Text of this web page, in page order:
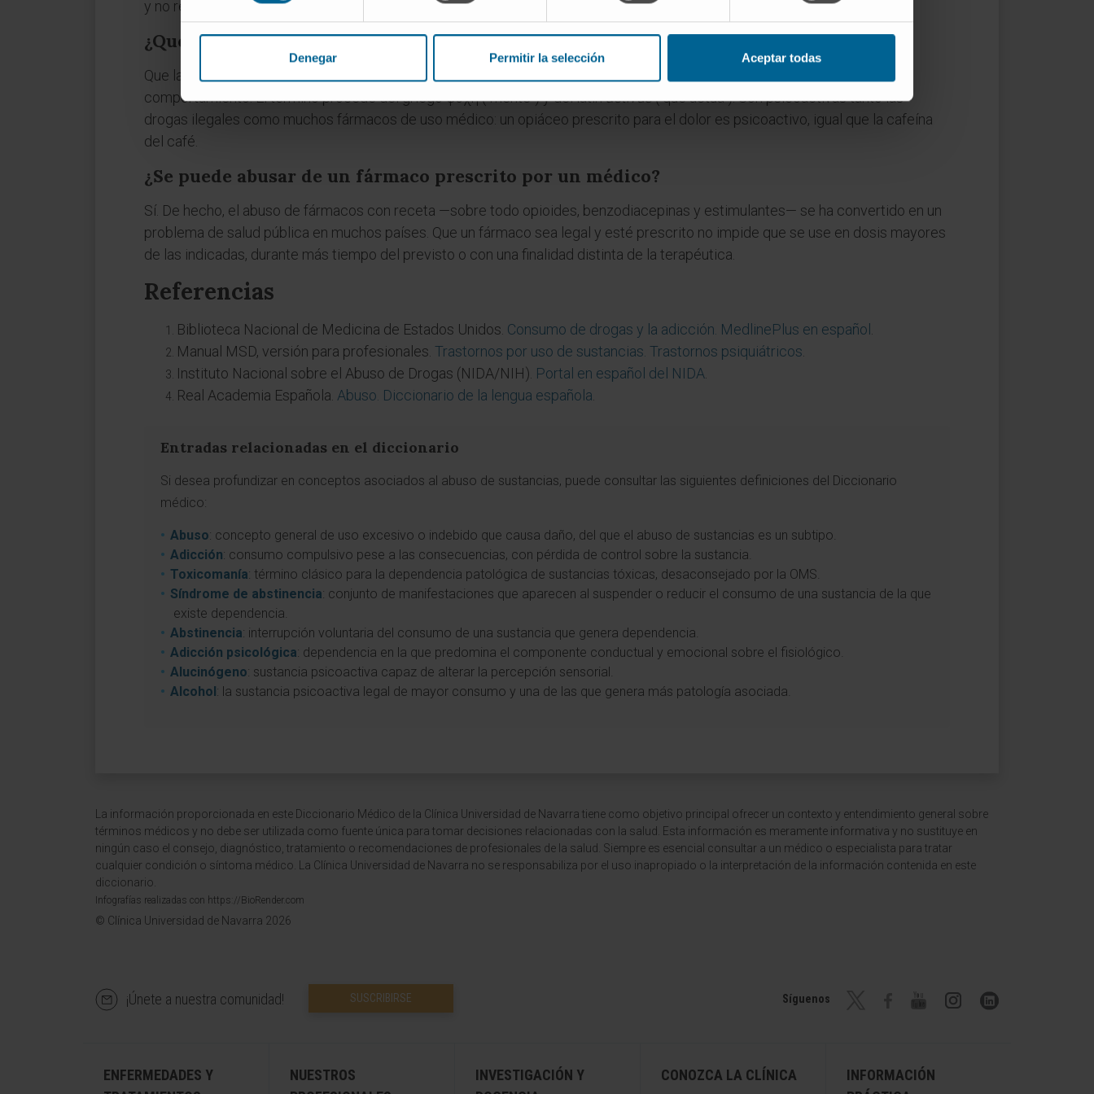
Denegar Permitir la selección Aceptar todas
y no reflejaba bien la realidad clínica, donde los cuadros forman un continuo.
¿Qué significa "psicoactivo"?
Que la sustancia actúa sobre el sistema nervioso central y modifica funciones como la percepción, el ánimo o el
comportamiento. El término procede del griego ψυχή ("mente") y del latínactīvus("que actúa"). Son psicoactivas tanto las
drogas ilegales como muchos fármacos de uso médico: un opiáceo prescrito para el dolor es psicoactivo, igual que la cafeína
del café.
¿Se puede abusar de un fármaco prescrito por un médico?
Sí. De hecho, el abuso de fármacos con receta —sobre todo opioides, benzodiacepinas y estimulantes— se ha convertido en un
problema de salud pública en muchos países. Que un fármaco sea legal y esté prescrito no impide que se use en dosis mayores
de las indicadas, durante más tiempo del previsto o con una finalidad distinta de la terapéutica.
Referencias
Biblioteca Nacional de Medicina de Estados Unidos. Consumo de drogas y la adicción. MedlinePlus en español
Manual MSD, versión para profesionales. Trastornos por uso de sustancias. Trastornos psiquiátricos
Instituto Nacional sobre el Abuso de Drogas (NIDA/NIH). Portal en español del NIDA
Real Academia Española. Abuso. Diccionario de la lengua española
Entradas relacionadas en el diccionario
Si desea profundizar en conceptos asociados al abuso de sustancias, puede consultar las siguientes definiciones del Diccionario
médico:
Abuso: concepto general de uso excesivo o indebido que causa daño, del que el abuso de sustancias es un subtipo.
Adicción: consumo compulsivo pese a las consecuencias, con pérdida de control sobre la sustancia.
Toxicomanía: término clásico para la dependencia patológica de sustancias tóxicas, desaconsejado por la OMS.
Síndrome de abstinencia: conjunto de manifestaciones que aparecen al suspender o reducir el consumo de una sustancia de la que
existe dependencia.
Abstinencia: interrupción voluntaria del consumo de una sustancia que genera dependencia.
Adicción psicológica: dependencia en la que predomina el componente conductual y emocional sobre el fisiológico.
Alucinógeno: sustancia psicoactiva capaz de alterar la percepción sensorial.
Alcohol: la sustancia psicoactiva legal de mayor consumo y una de las que genera más patología asociada.
La información proporcionada en este Diccionario Médico de la Clínica Universidad de Navarra tiene como objetivo principal ofrecer un contexto y entendimiento general sobre
términos médicos y no debe ser utilizada como fuente única para tomar decisiones relacionadas con la salud. Esta información es meramente informativa y no sustituye en
ningún caso el consejo, diagnóstico, tratamiento o recomendaciones de profesionales de la salud. Siempre es esencial consultar a un médico o especialista para tratar
cualquier condición o síntoma médico. La Clínica Universidad de Navarra no se responsabiliza por el uso inapropiado o la interpretación de la información contenida en este
diccionario.
Infografías realizadas con https://BioRender.com
© Clínica Universidad de Navarra 2026
¡Únete a nuestra comunidad! SUSCRIBIRSE Síguenos
ENFERMEDADES Y
NUESTROS
INVESTIGACIÓN Y
CONOZCA LA CLÍNICA
INFORMACIÓN